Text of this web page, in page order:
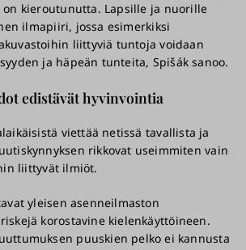
kieroutunutta. Lapsille ja nuorille
ilmapiiri, jossa esimerkiksi
liittyviä tuntoja voidaan
ja häpeän tunteita, Spišák sanoo.
edistävät hyvinvointia
viettää netissä tavallista ja
rikkovat useimmiten vain
liittyvät ilmiöt.
yleisen asenneilmaston
korostavine kielenkäyttöineen.
puuskien pelko ei kannusta